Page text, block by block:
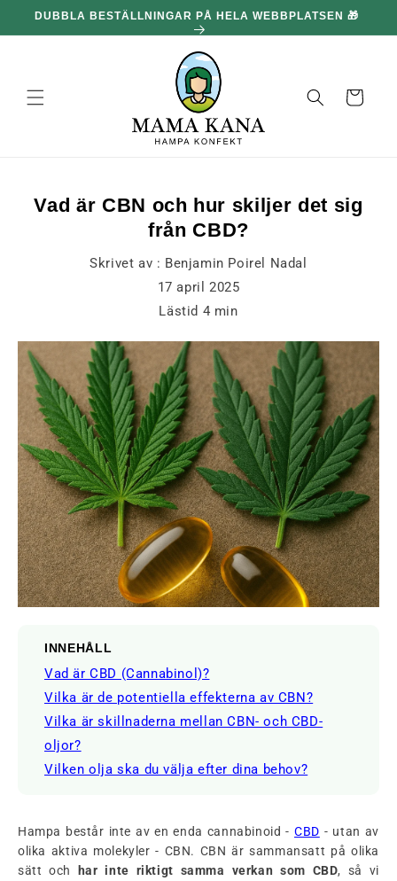
och gå
DUBBLA BESTÄLLNINGAR PÅ HELA WEBBPLATSEN 🎁
Korg
Vad är CBN och hur skiljer det sig
från CBD?
Skrivet av : Benjamin Poirel Nadal
17 april 2025
Lästid 4 min
INNEHÅLL
Vad är CBD (Cannabinol)?
Vilka är de potentiella effekterna av CBN?
Vilka är skillnaderna mellan CBN- och CBD-
oljor?
Vilken olja ska du välja efter dina behov?
Hampa består inte av en enda cannabinoid - CBD - utan av
olika aktiva molekyler - CBN. CBN är sammansatt på olika
sätt och
har inte riktigt samma verkan som CBD, så vi